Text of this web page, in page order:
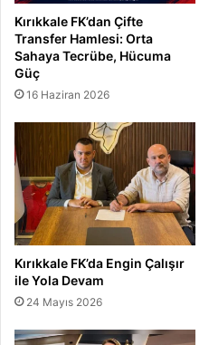
e
Kırıkkale FK’dan Çifte
Transfer Hamlesi: Orta
Sahaya Tecrübe, Hücuma
Güç
16 Haziran 2026
Kırıkkale FK’da Engin Çalışır
ile Yola Devam
24 Mayıs 2026